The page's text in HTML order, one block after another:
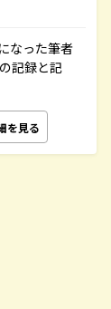
なった筆者
記録と記
を見る